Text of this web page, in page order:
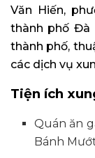
Văn Hiến,
thành phố Đà
thành phố,
các dịch vụ
Tiện ích
Quán ăn
Bánh